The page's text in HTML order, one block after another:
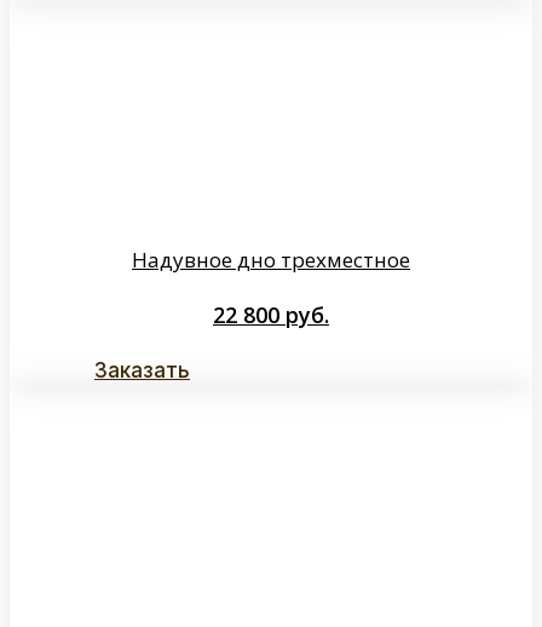
Надувное дно трехместное
22 800 руб.
Заказать